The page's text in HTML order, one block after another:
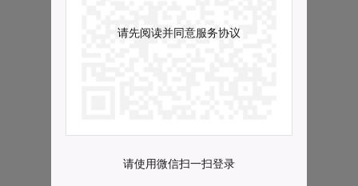
请先阅读并同意服务协议
请使用微信扫一扫登录